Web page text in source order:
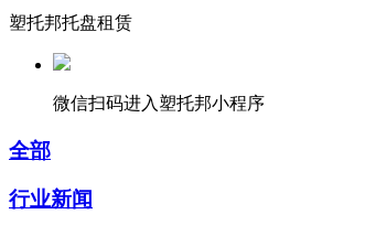
塑托邦托盘租赁
微信扫码进入塑托邦小程序
全部
行业新闻